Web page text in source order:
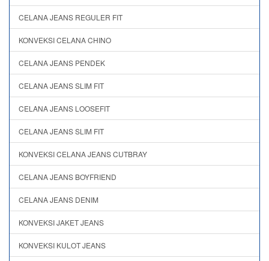
CELANA JEANS REGULER FIT
KONVEKSI CELANA CHINO
CELANA JEANS PENDEK
CELANA JEANS SLIM FIT
CELANA JEANS LOOSEFIT
CELANA JEANS SLIM FIT
KONVEKSI CELANA JEANS CUTBRAY
CELANA JEANS BOYFRIEND
CELANA JEANS DENIM
KONVEKSI JAKET JEANS
KONVEKSI KULOT JEANS